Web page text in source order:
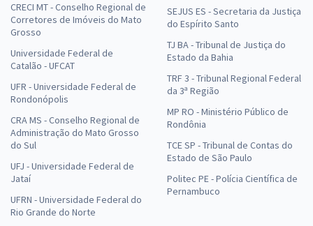
CRECI MT - Conselho Regional de
Corretores de Imóveis do Mato
Grosso
Universidade Federal de
Catalão - UFCAT
UFR - Universidade Federal de
Rondonópolis
CRA MS - Conselho Regional de
Administração do Mato Grosso
do Sul
UFJ - Universidade Federal de
Jataí
UFRN - Universidade Federal do
Rio Grande do Norte
SEJUS ES - Secretaria da Justiça
do Espírito Santo
TJ BA - Tribunal de Justiça do
Estado da Bahia
TRF 3 - Tribunal Regional Federal
da 3ª Região
MP RO - Ministério Público de
Rondônia
TCE SP - Tribunal de Contas do
Estado de São Paulo
Politec PE - Polícia Científica de
Pernambuco